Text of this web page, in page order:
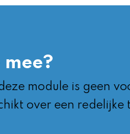
module is geen
over een redelijke